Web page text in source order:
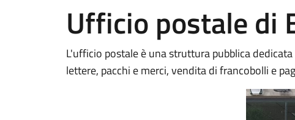
Ufficio postale di
L'ufficio postale è una struttura pubblica
lettere, pacchi e merci, vendita di francobolli e